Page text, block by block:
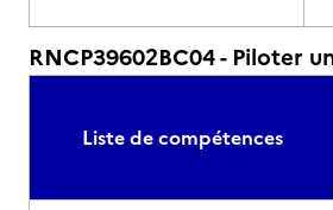
RNCP39602BC04 - Piloter
Liste de compétences